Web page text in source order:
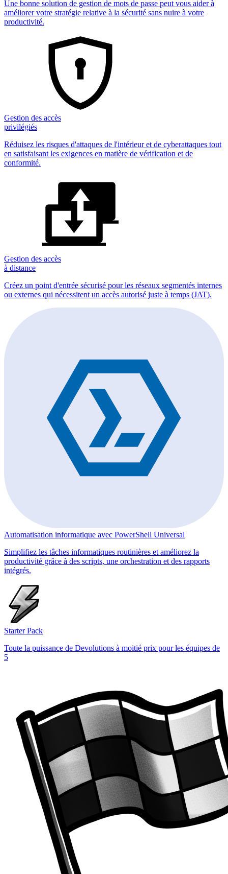
Une bonne solution de gestion de mots de passe peut vous aider à
améliorer votre stratégie relative à la sécurité sans nuire à votre
productivité.
Gestion des accès
privilégiés
Réduisez les risques d'attaques de l'intérieur et de cyberattaques tout
en satisfaisant les exigences en matière de vérification et de
conformité.
Gestion des accès
à distance
Créez un point d'entrée sécurisé pour les réseaux segmentés internes
ou externes qui nécessitent un accès autorisé juste à temps (JAT).
Automatisation informatique avec PowerShell Universal
Simplifiez les tâches informatiques routinières et améliorez la
productivité grâce à des scripts, une orchestration et des rapports
intégrés.
Starter Pack
Toute la puissance de Devolutions à moitié prix pour les équipes de
5